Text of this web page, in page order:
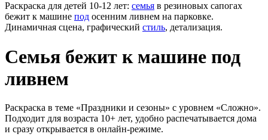
Раскраска для детей 10-12 лет: семья в резиновых сапогах
бежит к машине под осенним ливнем на парковке.
Динамичная сцена, графический стиль, детализация.
Семья бежит к машине под
ливнем
Раскраска в теме «Праздники и сезоны» с уровнем «Сложно».
Подходит для возраста 10+ лет, удобно распечатывается дома
и сразу открывается в онлайн-режиме.